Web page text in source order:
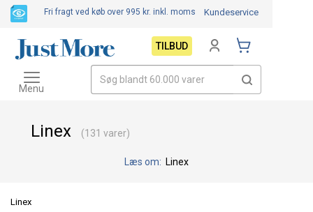
Linex (131 varer)
Læs om: Linex
Linex
Fri fragt ved køb over 995 kr. inkl. moms Kundeservice
TILBUD
Toggle
navigation
Menu